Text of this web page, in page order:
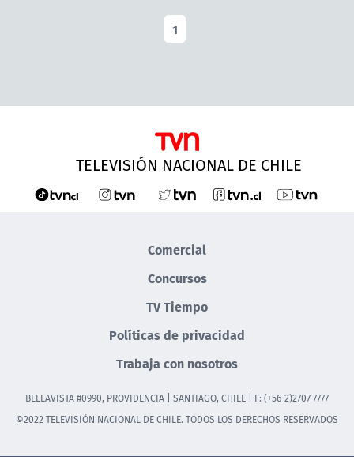
1
TELEVISIÓN NACIONAL DE CHILE
Comercial
Concursos
TV Tiempo
Políticas de privacidad
Trabaja con nosotros
BELLAVISTA #0990, PROVIDENCIA | SANTIAGO, CHILE | F: (+56-2)2707 7777
©2022 TELEVISIÓN NACIONAL DE CHILE. TODOS LOS DERECHOS RESERVADOS